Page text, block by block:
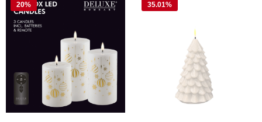
20% 35.01%